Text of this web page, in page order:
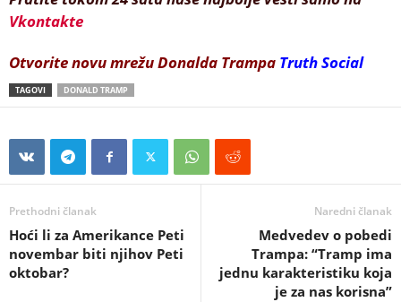
Vkontakte
Otvorite novu mrežu Donalda Trampa Truth Social
TAGOVI DONALD TRAMP
Prethodni članak
Hoći li za Amerikance Peti
novembar biti njihov Peti
oktobar?
Naredni članak
Medvedev o pobedi
Trampa: “Tramp ima
jednu karakteristiku koja
je za nas korisna”